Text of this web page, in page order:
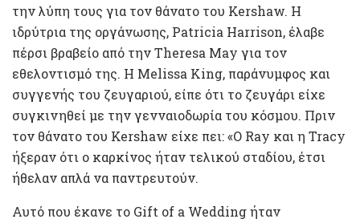
την λύπη τους για τον θάνατο του Kershaw. Η
ιδρύτρια της οργάνωσης, Patricia Harrison, έλαβε
πέρσι βραβείο από την Theresa May για τον
εθελοντισμό της. Η Melissa King, παράνυμφος και
συγγενής του ζευγαριού, είπε ότι το ζευγάρι είχε
συγκινηθεί με την γενναιοδωρία του κόσμου. Πριν
τον θάνατο του Kershaw είχε πει: «Ο Ray και η Tracy
ήξεραν ότι ο καρκίνος ήταν τελικού σταδίου, έτσι
ήθελαν απλά να παντρευτούν.
Αυτό που έκανε το Gift of a Wedding ήταν